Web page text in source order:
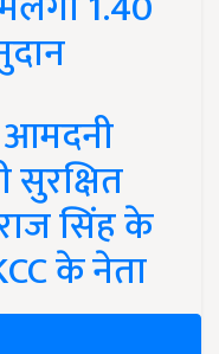
सुरक्षित
सिंह के
के नेता